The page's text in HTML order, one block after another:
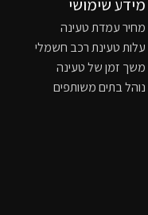
מידע שימושי
מחיר עמדת טעינה
עלות טעינת רכב חשמלי
משך זמן של טעינה
נוהל בתים משותפים